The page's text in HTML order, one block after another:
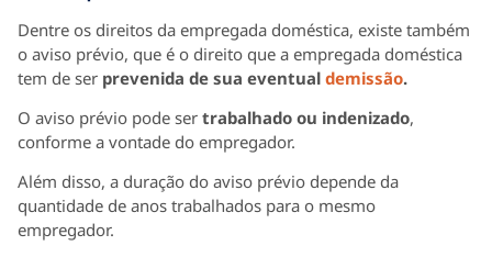
Dentre os direitos da empregada doméstica, existe também
o aviso prévio, que é o direito que a empregada doméstica
tem de ser prevenida de sua eventual demissão.
O aviso prévio pode ser trabalhado ou indenizado,
conforme a vontade do empregador.
Além disso, a duração do aviso prévio depende da
quantidade de anos trabalhados para o mesmo
empregador.